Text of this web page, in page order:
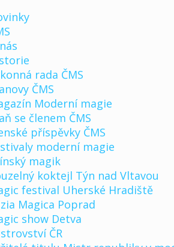
rada ČMS
ČMS
Moderní magie
se členem ČMS
příspěvky ČMS
moderní magie
magik
koktejl Týn nad Vltavou
festival Uherské Hradiště
Magica Poprad
show Detva
ČR